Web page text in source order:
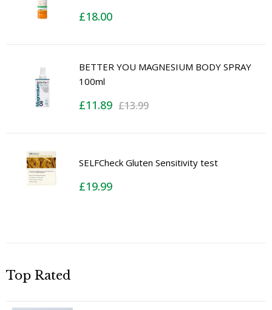
£18.00
BETTER YOU MAGNESIUM BODY SPRAY
100ml
£13.99
£11.89
SELFCheck Gluten Sensitivity test
£19.99
Top Rated